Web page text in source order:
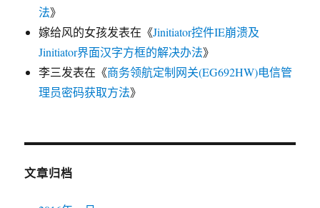
法》
嫁给风的女孩发表在《Jinitiator控件IE崩溃及
Jinitiator界面汉字方框的解决办法》
李三发表在《商务领航定制网关(EG692HW)电信管
理员密码获取方法》
文章归档